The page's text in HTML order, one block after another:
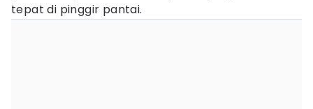
tepat di pinggir pantai.